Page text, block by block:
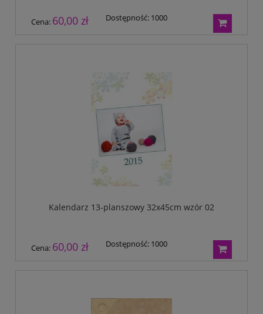
Cena: 60,00 zł Dostępność: 1000
Kalendarz 13-planszowy 32x45cm wzór 02
Cena: 60,00 zł Dostępność: 1000